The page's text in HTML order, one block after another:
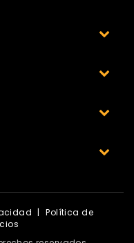
|
Política de